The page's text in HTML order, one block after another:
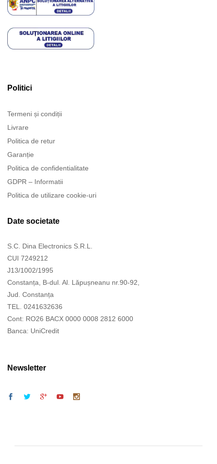
Politici
Termeni și condiții
Livrare
Politica de retur
Garanție
Politica de confidentialitate
GDPR – Informatii
Politica de utilizare cookie-uri
Date societate
S.C. Dina Electronics S.R.L.
CUI 7249212
J13/1002/1995
Constanța, B-dul. Al. Lăpușneanu nr.90-92,
Jud. Constanța
TEL. 0241632636
Cont: RO26 BACX 0000 0008 2812 6000
Banca: UniCredit
Newsletter